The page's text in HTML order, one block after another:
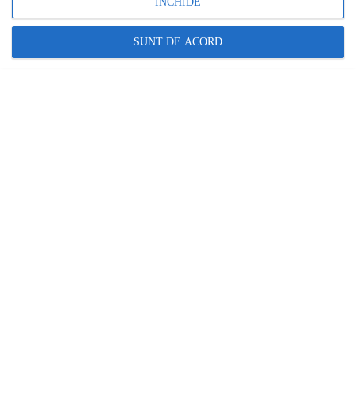
Statii si microstatii de epurare pentru purificarea apelor
SUNT DE ACORD